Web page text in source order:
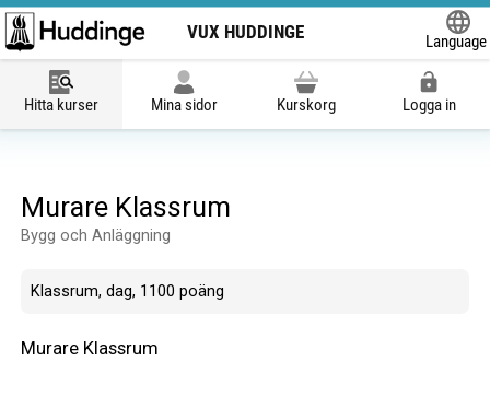
VUX HUDDINGE
Language
Hitta kurser Mina sidor Kurskorg Logga in
Murare Klassrum
Bygg och Anläggning
Klassrum, dag, 1100 poäng
Murare Klassrum